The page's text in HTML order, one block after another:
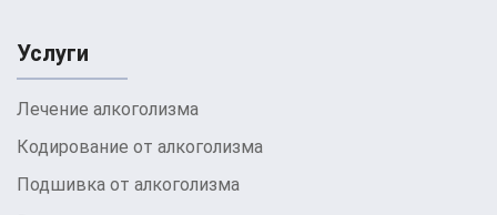
Услуги
Лечение алкоголизма
Кодирование от алкоголизма
Подшивка от алкоголизма